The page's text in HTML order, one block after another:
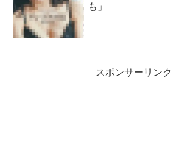
も」
スポンサーリンク